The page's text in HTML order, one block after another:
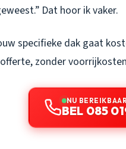
Dat hoor ik vaker.
specifieke dak gaat
zonder
NU
BEL 085